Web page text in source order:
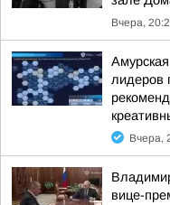
Вчера,
лидеров
Вчера,
вице-